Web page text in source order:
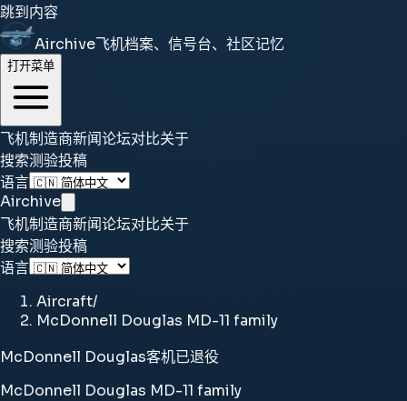
跳到内容
Airchive飞机档案、信号台、社区记忆
打开菜单
飞机制造商新闻论坛对比关于
搜索测验投稿
语言
Airchive
飞机制造商新闻论坛对比关于
搜索测验投稿
语言
Aircraft/
McDonnell Douglas MD-11 family
McDonnell Douglas客机已退役
McDonnell Douglas MD-11 family